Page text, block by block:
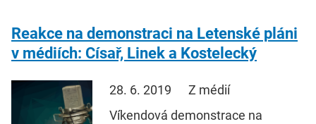
Reakce na demonstraci na Letenské pláni
v médiích: Císař, Linek a Kostelecký
28. 6. 2019
Z médií
Víkendová demonstrace na